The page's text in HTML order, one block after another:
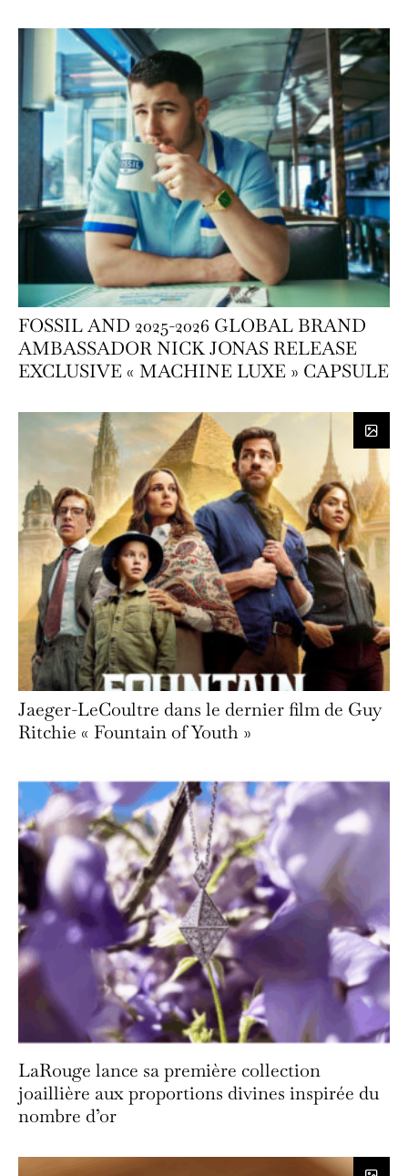
FOSSIL AND 2025-2026 GLOBAL BRAND
AMBASSADOR NICK JONAS RELEASE
EXCLUSIVE « MACHINE LUXE » CAPSULE
Jaeger-LeCoultre dans le dernier film de Guy
Ritchie « Fountain of Youth »
LaRouge lance sa première collection
joaillière aux proportions divines inspirée du
nombre d’or